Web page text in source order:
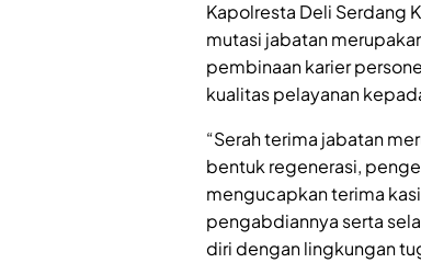
Kapolresta Deli Serdang
mutasi jabatan
pembinaan karier
kualitas pelayanan
“Serah terima jabatan
bentuk regenerasi,
mengucapkan terima
pengabdiannya serta
diri dengan lingkungan